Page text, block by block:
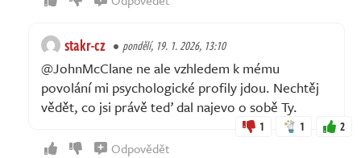
stakr-cz pondělí, 19. 1. 2026, 13:10
@JohnMcClane ne ale vzhledem k mému
povolání mi psychologické profily jdou. Nechtěj
vědět, co jsi právě teď dal najevo o sobě Ty.
1 1 2
Odpovědět